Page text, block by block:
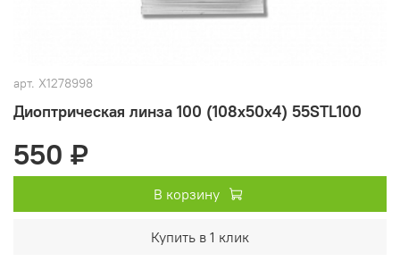
арт. X1278998
Диоптрическая линза 100 (108x50х4) 55STL100
550 ₽
В корзину
Купить в 1 клик